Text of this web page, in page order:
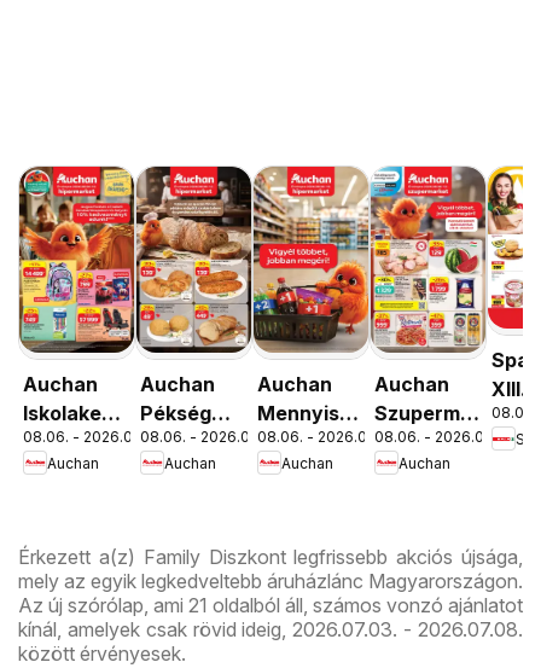
Auchan
Iskolakezdés
ajánlatok
08.06. - 2026.08.19.
Auchan
Auchan
Pékség
ajánlataink
08.06. - 2026.08.12.
Auchan
Auchan
Mennyiségi
kedvezmény
ajánlataink
08.06. - 2026.08.19.
Auchan
Auchan
Szupermarket
akciós
újság
08.06. - 2026.08.12.
Auchan
Spar
XIII.
út
08.06.
Érkezett a(z) Family Diszkont legfrissebb akciós újsága,
mely az egyik legkedveltebb áruházlánc Magyarországon.
Az új szórólap, ami 21 oldalból áll, számos vonzó ajánlatot
kínál, amelyek csak rövid ideig, 2026.07.03. - 2026.07.08.
között érvényesek.